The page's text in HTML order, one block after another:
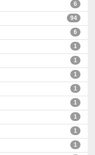
6
94
6
1
1
1
1
1
1
1
1